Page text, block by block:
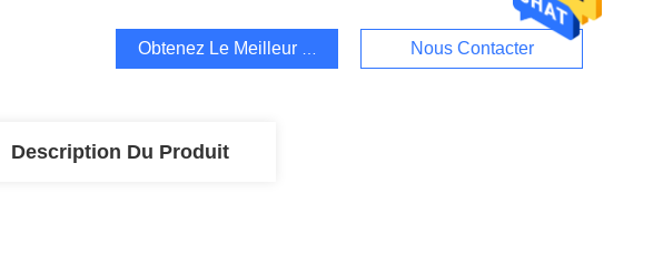
Obtenez Le Meilleur Prix Nous Contacter
Description Du Produit